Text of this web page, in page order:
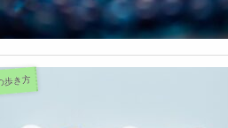
歩き方